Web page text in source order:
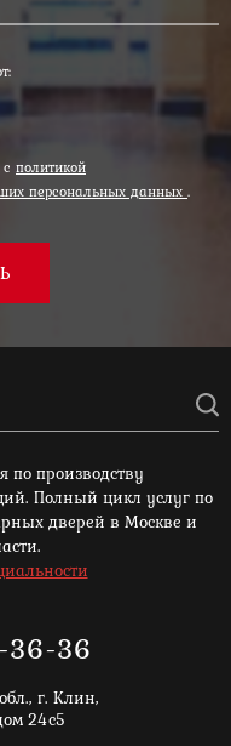
политикой
персональных данных .
производству
Полный цикл услуг по
дверей в Москве и
36-36
г. Клин,
24с5